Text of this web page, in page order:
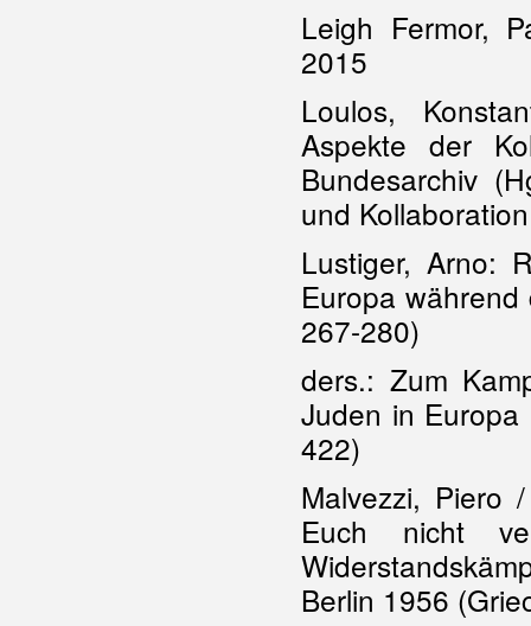
Leigh Fermor,
2015
Loulos,
Aspekte der
Bundesarchiv
und
Lustiger, Arno:
Europa
267-280)
ders.: Zum
Juden in
422)
Malvezzi, Piero
Euch nicht
Berlin 1956